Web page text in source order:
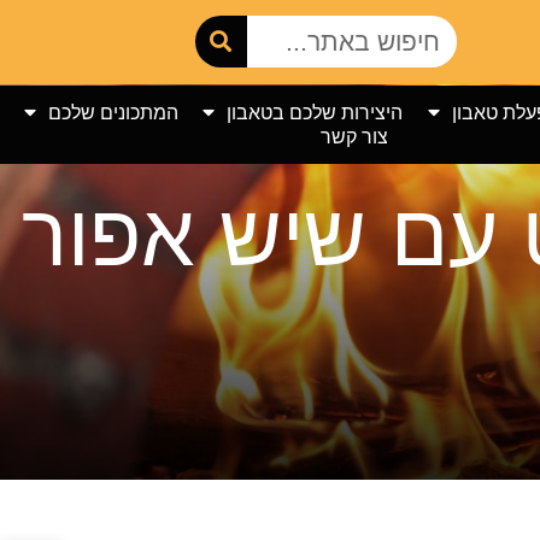
טאבון היצירות שלכם בטאבון
המתכונים שלכם
צור קשר
עם שיש אפור